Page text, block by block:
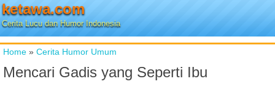
ketawa.com
Cerita Lucu dan Humor Indonesia
Home » Cerita Humor Umum
Mencari Gadis yang Seperti Ibu